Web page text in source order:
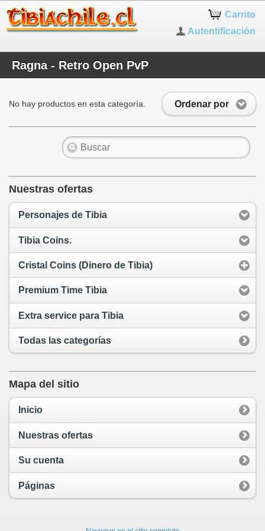
Carrito
Autentificación
Ragna - Retro Open PvP
Ordenar por
No hay productos en esta categoría.
Nuestras ofertas
Personajes de Tibia
Tibia Coins.
Cristal Coins (Dinero de Tibia)
Premium Time Tibia
Extra service para Tibia
Todas las categorías
Mapa del sitio
Inicio
Nuestras ofertas
Su cuenta
Páginas